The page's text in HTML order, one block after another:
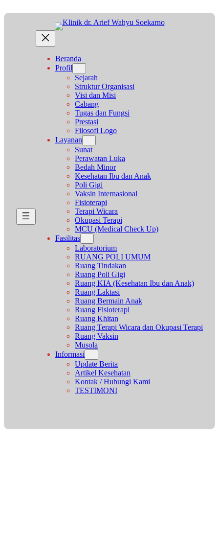
ke
Beranda
Profil
Sejarah
Struktur Organisasi
Visi dan Misi
Cabang
Tugas dan Fungsi
Prestasi
Filosofi Logo
Layanan
Sunat
Perawatan Luka
Bedah Minor
Kesehatan Ibu dan Anak
Poli Gigi
Vaksin Internasional
Fisioterapi
Terapi Wicara
Okupasi Terapi
MCU (Medical Check Up)
Fasilitas
Laboratorium
RUANG POLI UMUM
Ruang Tindakan
Ruang Poli Gigi
Ruang KIA (Kesehatan Ibu dan Anak)
Ruang Laktasi
Ruang Bermain Anak
Ruang Fisioterapi
Ruang Khitan
Ruang Terapi Wicara dan Okupasi Terapi
Ruang Vaksin
Musola
Informasi
Update Berita
Artikel Kesehatan
Kontak / Hubungi Kami
TESTIMONI